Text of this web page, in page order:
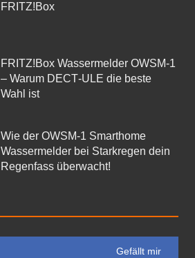
FRITZ!Box
FRITZ!Box Wassermelder OWSM-1
– Warum DECT‑ULE die beste
Wahl ist
Wie der OWSM‑1 Smarthome
Wassermelder bei Starkregen dein
Regenfass überwacht!
Gefällt mir